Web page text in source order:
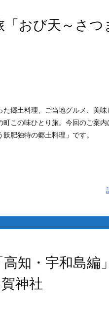
おび天～さつ
た郷土料理、ご当地グルメ、美
町この味ひとり旅。今回のご案
肥独特の郷土料理」です。
知・宇和島編
神社